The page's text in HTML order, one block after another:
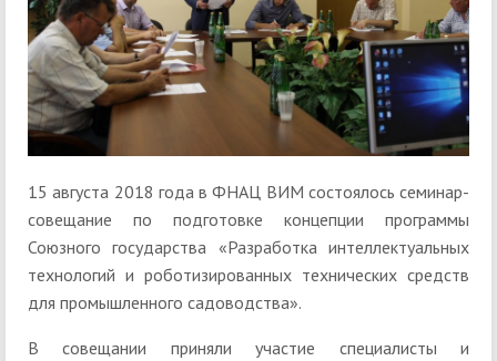
15 августа 2018 года в ФНАЦ ВИМ состоялось семинар-
совещание по подготовке концепции программы
Союзного государства «Разработка интеллектуальных
технологий и роботизированных технических средств
для промышленного садоводства».
В совещании приняли участие специалисты и